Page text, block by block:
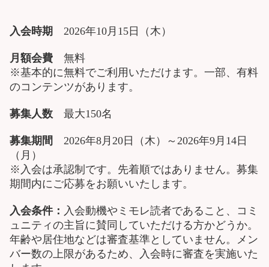
入会時期 2026年10月15日（木）
月額会費 無料
※基本的に無料でご利用いただけます。一部、有料
のコンテンツがあります。
募集人数 最大150名
募集期間 2026年8月20日（木）～2026年9月14日
（月）
※入会は承認制です。先着順ではありません。募集
期間内にご応募をお願いいたします。
入会条件： 入会動機やミモレ読者であること、コミ
ュニティの主旨に賛同していただける方かどうか。
年齢や居住地などは審査基準としていません。メン
バー数の上限があるため、入会時に審査を実施いた